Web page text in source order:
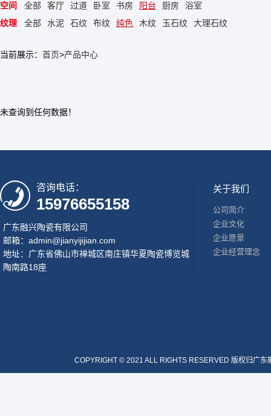
空间
全部 客厅 过道 卧室 书房 阳台 厨房
浴室
纹理
全部 水泥 石纹 布纹 纯色 木纹 玉石纹 大理石纹
当前展示： 首页>产品中心
未查询到任何数据！
咨询电话：
15976655158
广东融兴陶瓷有限公司
邮箱：admin@jianyijijian.com
地址：广东省佛山市禅城区南庄镇华夏陶瓷博览城
陶南路18座
关于我们
公司简介
企业文化
企业愿景
企业经营理念
COPYRIGHT © 2021 ALL RIGHTS RESERVED 版权归广